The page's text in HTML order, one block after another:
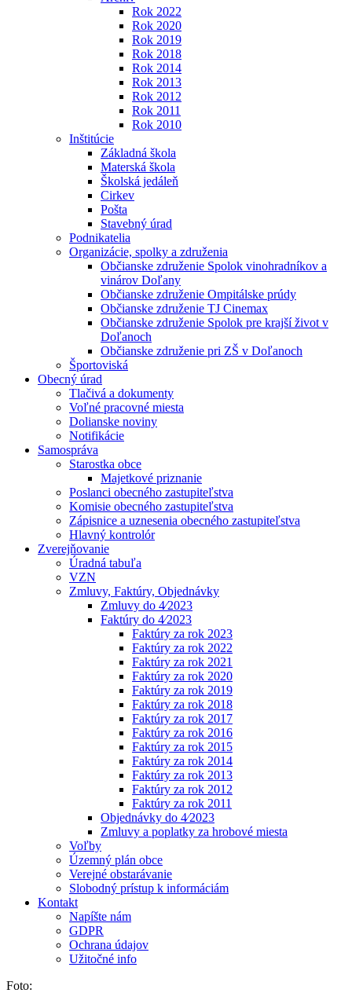
Rok 2022
Rok 2020
Rok 2019
Rok 2018
Rok 2014
Rok 2013
Rok 2012
Rok 2011
Rok 2010
Inštitúcie
Základná škola
Materská škola
Školská jedáleň
Cirkev
Pošta
Stavebný úrad
Podnikatelia
Organizácie, spolky a združenia
Občianske združenie Spolok vinohradníkov a
vinárov Doľany
Občianske združenie Ompitálske prúdy
Občianske združenie TJ Cinemax
Občianske združenie Spolok pre krajší život v
Doľanoch
Občianske združenie pri ZŠ v Doľanoch
Športoviská
Obecný úrad
Tlačivá a dokumenty
Voľné pracovné miesta
Dolianske noviny
Notifikácie
Samospráva
Starostka obce
Majetkové priznanie
Poslanci obecného zastupiteľstva
Komisie obecného zastupiteľstva
Zápisnice a uznesenia obecného zastupiteľstva
Hlavný kontrolór
Zverejňovanie
Úradná tabuľa
VZN
Zmluvy, Faktúry, Objednávky
Zmluvy do 4⁄2023
Faktúry do 4⁄2023
Faktúry za rok 2023
Faktúry za rok 2022
Faktúry za rok 2021
Faktúry za rok 2020
Faktúry za rok 2019
Faktúry za rok 2018
Faktúry za rok 2017
Faktúry za rok 2016
Faktúry za rok 2015
Faktúry za rok 2014
Faktúry za rok 2013
Faktúry za rok 2012
Faktúry za rok 2011
Objednávky do 4⁄2023
Zmluvy a poplatky za hrobové miesta
Voľby
Územný plán obce
Verejné obstarávanie
Slobodný prístup k informáciám
Kontakt
Napíšte nám
GDPR
Ochrana údajov
Užitočné info
Foto: